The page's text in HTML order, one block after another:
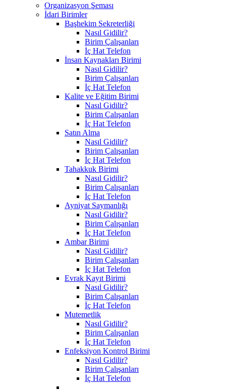
Organizasyon Şeması
İdari Birimler
Başhekim Sekreterliği
Nasıl Gidilir?
Birim Çalışanları
İç Hat Telefon
İnsan Kaynakları Birimi
Nasıl Gidilir?
Birim Çalışanları
İç Hat Telefon
Kalite ve Eğitim Birimi
Nasıl Gidilir?
Birim Çalışanları
İç Hat Telefon
Satın Alma
Nasıl Gidilir?
Birim Çalışanları
İç Hat Telefon
Tahakkuk Birimi
Nasıl Gidilir?
Birim Çalışanları
İç Hat Telefon
Ayniyat Saymanlığı
Nasıl Gidilir?
Birim Çalışanları
İç Hat Telefon
Ambar Birimi
Nasıl Gidilir?
Birim Çalışanları
İç Hat Telefon
Evrak Kayıt Birimi
Nasıl Gidilir?
Birim Çalışanları
İç Hat Telefon
Mutemetlik
Nasıl Gidilir?
Birim Çalışanları
İç Hat Telefon
Enfeksiyon Kontrol Birimi
Nasıl Gidilir?
Birim Çalışanları
İç Hat Telefon